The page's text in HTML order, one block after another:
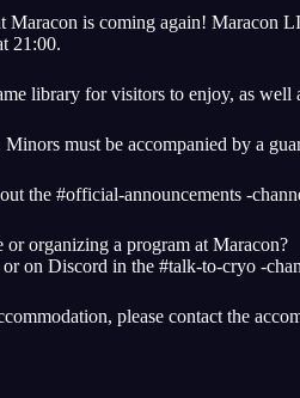
Maracon is coming again!
21:00.
library for visitors to enjoy, as well
must be accompanied by a
the #official-announcements -
or organizing a program at Maracon?
on Discord in the #talk-to-cryo -
please contact the